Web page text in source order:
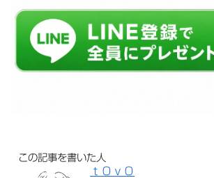
この記事を書いた人
ｔＯｖＯ